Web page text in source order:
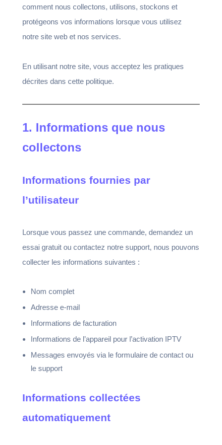
comment nous collectons, utilisons, stockons et
protégeons vos informations lorsque vous utilisez
notre site web et nos services.
En utilisant notre site, vous acceptez les pratiques
décrites dans cette politique.
1. Informations que nous
collectons
Informations fournies par
l’utilisateur
Lorsque vous passez une commande, demandez un
essai gratuit ou contactez notre support, nous pouvons
collecter les informations suivantes :
Nom complet
Adresse e-mail
Informations de facturation
Informations de l’appareil pour l’activation IPTV
Messages envoyés via le formulaire de contact ou
le support
Informations collectées
automatiquement